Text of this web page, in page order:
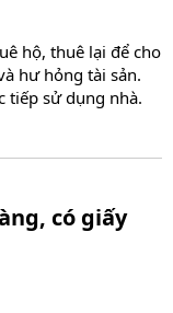
hộ, thuê lại để cho
hư hỏng tài sản.
tiếp sử dụng nhà.
có giấy